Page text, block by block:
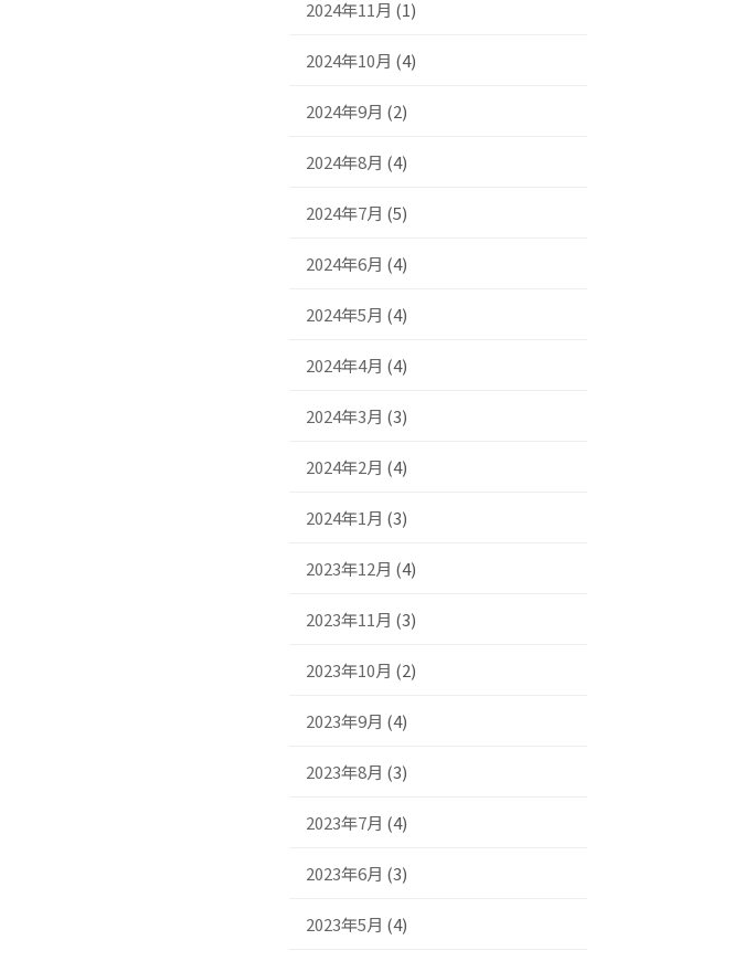
2024年11月 (1)
2024年10月 (4)
2024年9月 (2)
2024年8月 (4)
2024年7月 (5)
2024年6月 (4)
2024年5月 (4)
2024年4月 (4)
2024年3月 (3)
2024年2月 (4)
2024年1月 (3)
2023年12月 (4)
2023年11月 (3)
2023年10月 (2)
2023年9月 (4)
2023年8月 (3)
2023年7月 (4)
2023年6月 (3)
2023年5月 (4)